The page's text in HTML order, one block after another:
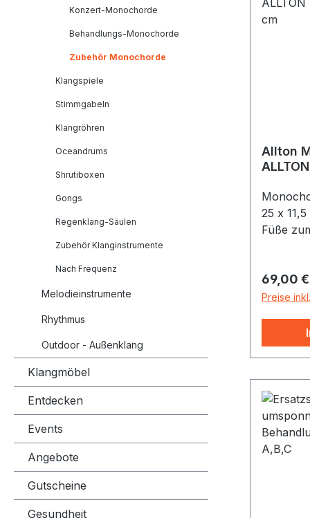
Konzert-Monochorde
Behandlungs-Monochorde
Zubehör Monochorde
Klangspiele
Stimmgabeln
Klangröhren
Oceandrums
Shrutiboxen
Gongs
Regenklang-Säulen
Zubehör Klanginstrumente
Nach Frequenz
Melodieinstrumente
Rhythmus
Outdoor - Außenklang
Klangmöbel
Entdecken
Events
Angebote
Gutscheine
Gesundheit
Allton
25 x
Füße
können
oder
das
69,00 €
Preise